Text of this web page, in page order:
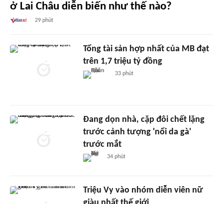
ở Lai Châu diễn biến như thế nào?
29 phút
Tổng tài sản hợp nhất của MB đạt
trên 1,7 triệu tỷ đồng
33 phút
Đang dọn nhà, cặp đôi chết lặng
trước cảnh tượng 'nổi da gà'
trước mắt
34 phút
Triệu Vy vào nhóm diễn viên nữ